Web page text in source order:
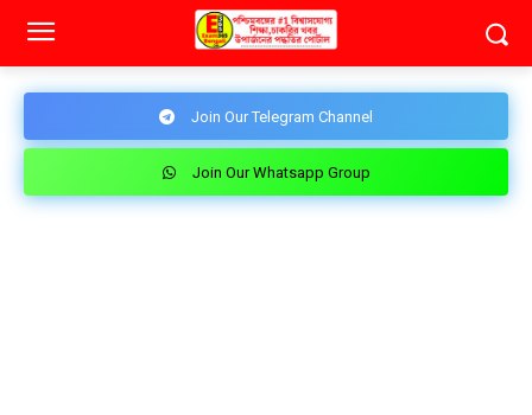
Join Our Telegram Channel
Join Our Whatsapp Group